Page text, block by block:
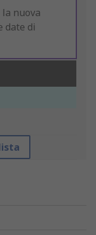
nuova
date di